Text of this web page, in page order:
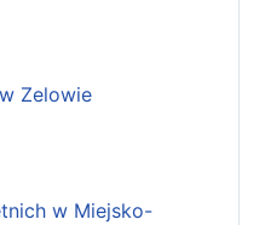
Zelowie
w Miejsko-